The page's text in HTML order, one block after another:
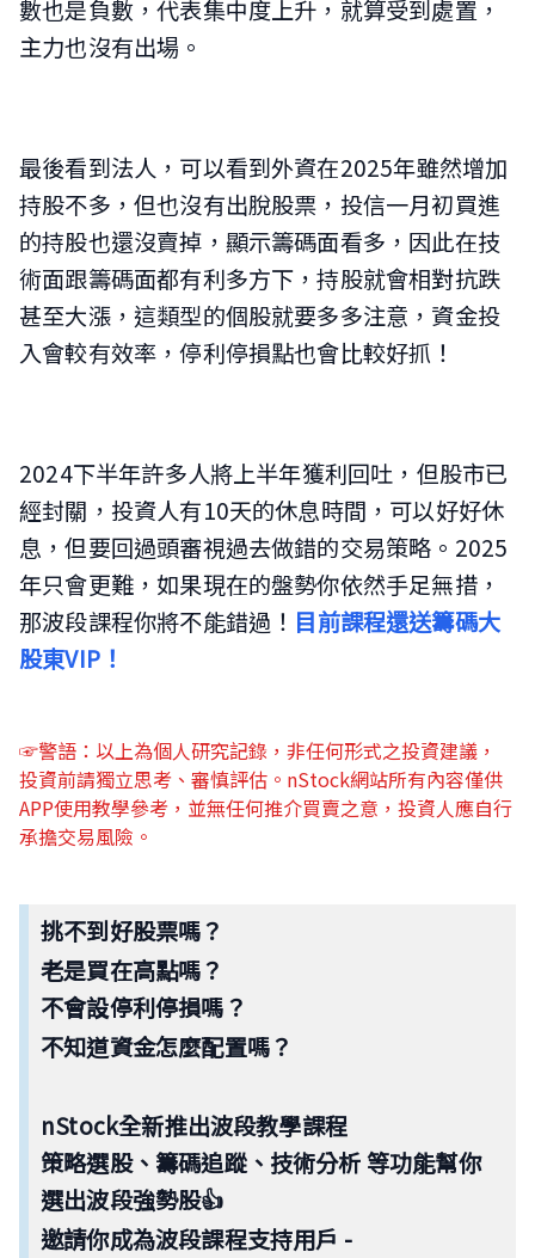
數也是負數，代表集中度上升，就算受到處置，
主力也沒有出場。
最後看到法人，可以看到外資在2025年雖然增加
持股不多，但也沒有出脫股票，投信一月初買進
的持股也還沒賣掉，顯示籌碼面看多，因此在技
術面跟籌碼面都有利多方下，持股就會相對抗跌
甚至大漲，這類型的個股就要多多注意，資金投
入會較有效率，停利停損點也會比較好抓！
2024下半年許多人將上半年獲利回吐，但股市已
經封關，投資人有10天的休息時間，可以好好休
息，但要回過頭審視過去做錯的交易策略。2025
年只會更難，如果現在的盤勢你依然手足無措，
那波段課程你將不能錯過！ 目前課程還送籌碼大
股東VIP！
☞警語：以上為個人研究記錄，非任何形式之投資建議，
投資前請獨立思考、審慎評估。nStock網站所有內容僅供
APP使用教學參考，並無任何推介買賣之意，投資人應自行
承擔交易風險。
挑不到好股票嗎？
老是買在高點嗎？
不會設停利停損嗎？
不知道資金怎麼配置嗎？
nStock全新推出波段教學課程
策略選股、籌碼追蹤、技術分析等功能幫你
選出波段強勢股👍
邀請你成為波段課程支持用戶 -